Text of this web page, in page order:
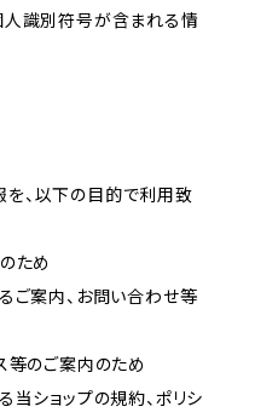
人識別符号が含まれる情
を、以下の目的で利用致
ため
るご案内、お問い合わせ等
等のご案内のため
当ショップの規約、ポリシ